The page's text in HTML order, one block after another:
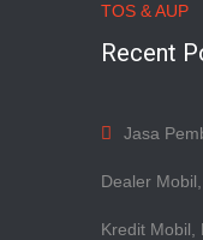
TOS & AUP
Recent
Jasa
Dealer
Kredit Mobil,